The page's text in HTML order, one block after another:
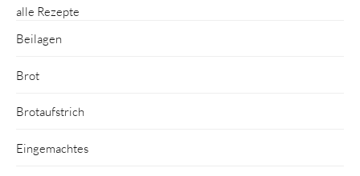
alle Rezepte
Beilagen
Brot
Brotaufstrich
Eingemachtes